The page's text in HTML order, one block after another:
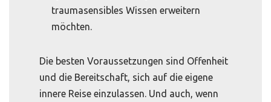
traumasensibles Wissen erweitern
möchten.
Die besten Voraussetzungen sind Offenheit
und die Bereitschaft, sich auf die eigene
innere Reise einzulassen. Und auch, wenn